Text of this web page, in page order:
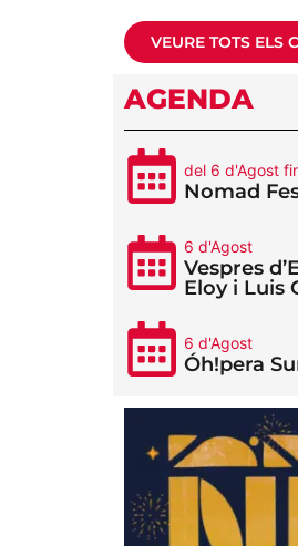
VEURE TOTS ELS
AGENDA
del 6 d'Agost
Nomad
6 d'Agost
Vespres
Eloy i Luis
6 d'Agost
Óh!pera